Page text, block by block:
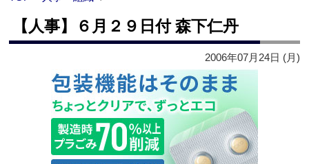
【人事】６月２９日付 森下仁丹
2006年07月24日 (月)